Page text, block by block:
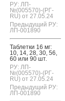
РУ: ЛП-
№(005570)-(РГ-
RU) от 27.05.24
Предыдущий РУ:
ЛП-001890
Таб­летки 16 мг:
10, 14, 28, 30, 56,
60 или 90 шт.
РУ: ЛП-
№(005570)-(РГ-
RU) от 27.05.24
Предыдущий РУ:
ЛП-001890